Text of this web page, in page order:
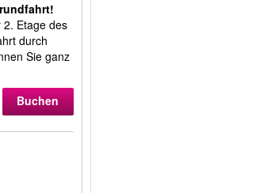
Etage des
durch
Sie ganz
Buchen